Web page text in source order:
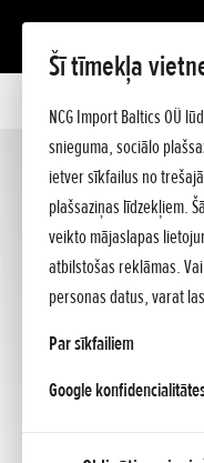
Šī tīmekļa
NCG Import Baltics OÜ
snieguma, sociālo
ietver sīkfailus no
plašsaziņas līdzekļiem.
veikto mājaslapas
atbilstošas reklāmas.
personas datus, varat
Par sīkfailiem
Google
Pļaujmašīnas
Krūmgrieži un trimmeri
Akumulatoru produkti
Zemes frēzes
VERSATOOL™
Ūdenssūkņi
Mehāniskās ķerras
Krūmšķēres Lapu